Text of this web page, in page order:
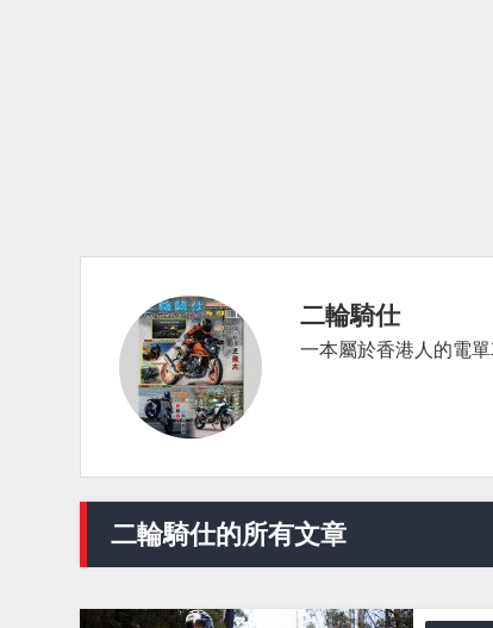
二輪騎仕
一本屬於香港人的電
二輪騎仕的所有文章